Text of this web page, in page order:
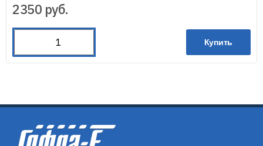
2350 руб.
Купить